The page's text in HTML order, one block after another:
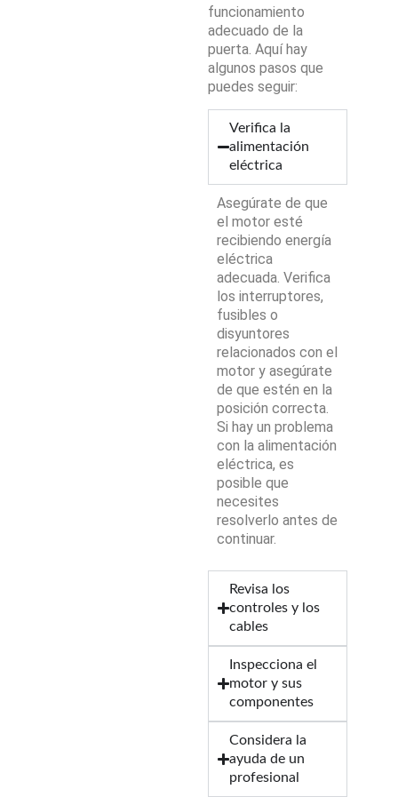
funcionamiento
adecuado de la
puerta. Aquí hay
algunos pasos que
puedes seguir:
Verifica la
alimentación
eléctrica
Asegúrate de que
el motor esté
recibiendo energía
eléctrica
adecuada. Verifica
los interruptores,
fusibles o
disyuntores
relacionados con el
motor y asegúrate
de que estén en la
posición correcta.
Si hay un problema
con la alimentación
eléctrica, es
posible que
necesites
resolverlo antes de
continuar.
Revisa los
controles y los
cables
Inspecciona el
motor y sus
componentes
Considera la
ayuda de un
profesional